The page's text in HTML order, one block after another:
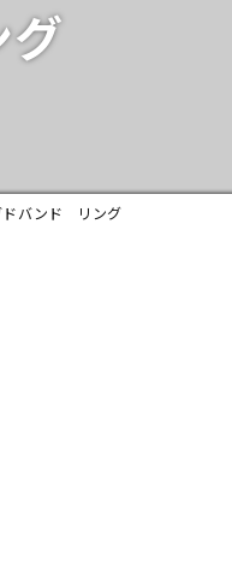
ドバンド リング